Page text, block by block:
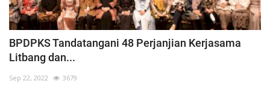
BPDPKS Tandatangani 48 Perjanjian Kerjasama
Litbang dan...
Sep 22, 2022 3679